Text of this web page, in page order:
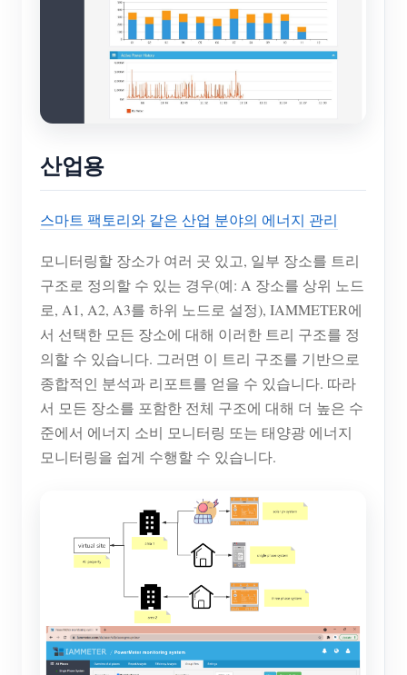
산업용
스마트 팩토리와 같은 산업 분야의 에너지 관리
모니터링할 장소가 여러 곳 있고, 일부 장소를 트리
구조로 정의할 수 있는 경우(예: A 장소를 상위 노드
로, A1, A2, A3를 하위 노드로 설정), IAMMETER에
서 선택한 모든 장소에 대해 이러한 트리 구조를 정
의할 수 있습니다. 그러면 이 트리 구조를 기반으로
종합적인 분석과 리포트를 얻을 수 있습니다. 따라
서 모든 장소를 포함한 전체 구조에 대해 더 높은 수
준에서 에너지 소비 모니터링 또는 태양광 에너지
모니터링을 쉽게 수행할 수 있습니다.